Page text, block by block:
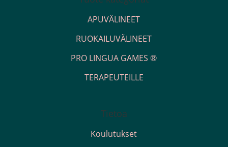
APUVÄLINEET
RUOKAILUVÄLINEET
PRO LINGUA GAMES ®
TERAPEUTEILLE
Tietoa
Koulutukset